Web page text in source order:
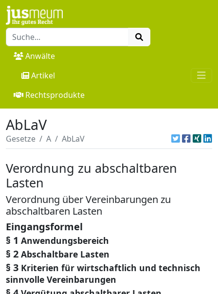
Anwälte
Artikel
Rechtsprodukte
AbLaV
Gesetze A AbLaV
Verordnung zu abschaltbaren
Lasten
Verordnung über Vereinbarungen zu
abschaltbaren Lasten
Eingangsformel
§ 1 Anwendungsbereich
§ 2 Abschaltbare Lasten
§ 3 Kriterien für wirtschaftlich und technisch
sinnvolle Vereinbarungen